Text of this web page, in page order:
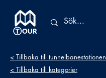
< Tillbaka till tunnelbanestationen
< Tillbaka till kategorier